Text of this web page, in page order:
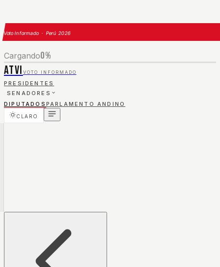
Voto Informado · Perú 2026
Cargando0%
ATVI VOTO INFORMADO
PRESIDENTES
SENADORES
DIPUTADOS PARLAMENTO ANDINO
CLARO